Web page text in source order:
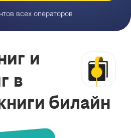
всех операторов
и
в
билайн